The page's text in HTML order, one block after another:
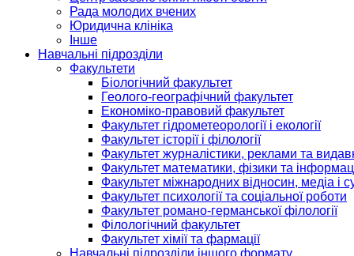
Рада молодих вчених
Юридична клініка
Інше
Навчальні підрозділи
Факультети
Біологічний факультет
Геолого-географічний факультет
Економіко-правовий факультет
Факультет гідрометеорології і екології
Факультет історії і філології
Факультет журналістики, реклами та
Факультет математики, фізики та
Факультет міжнародних відносин, медіа і
Факультет психології та соціальної роботи
Факультет романо-германської філології
Філологічний факультет
Факультет хімії та фармації
Навчальні підрозділи іншого формату